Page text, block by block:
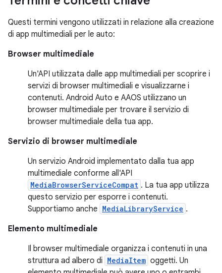
Questi termini vengono utilizzati in relazione alla creazione
di app multimediali per le auto:
Browser multimediale
Un'API utilizzata dalle app multimediali per scoprire i
servizi di browser multimediali e visualizzarne i
contenuti. Android Auto e AAOS utilizzano un
browser multimediale per trovare il servizio di
browser multimediale della tua app.
Servizio di browser multimediale
Un servizio Android implementato dalla tua app
multimediale conforme all'API
MediaBrowserServiceCompat . La tua app utilizza
questo servizio per esporre i contenuti.
Supportiamo anche MediaLibraryService .
Elemento multimediale
Il browser multimediale organizza i contenuti in una
struttura ad albero di MediaItem oggetti. Un